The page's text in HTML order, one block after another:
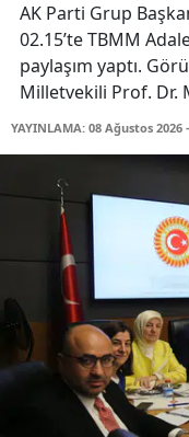
AK Parti Grup
02.15’te TBMM
paylaşım yaptı.
Milletvekili Prof. Dr.
YAYINLAMA: 08 Ağustos 2026